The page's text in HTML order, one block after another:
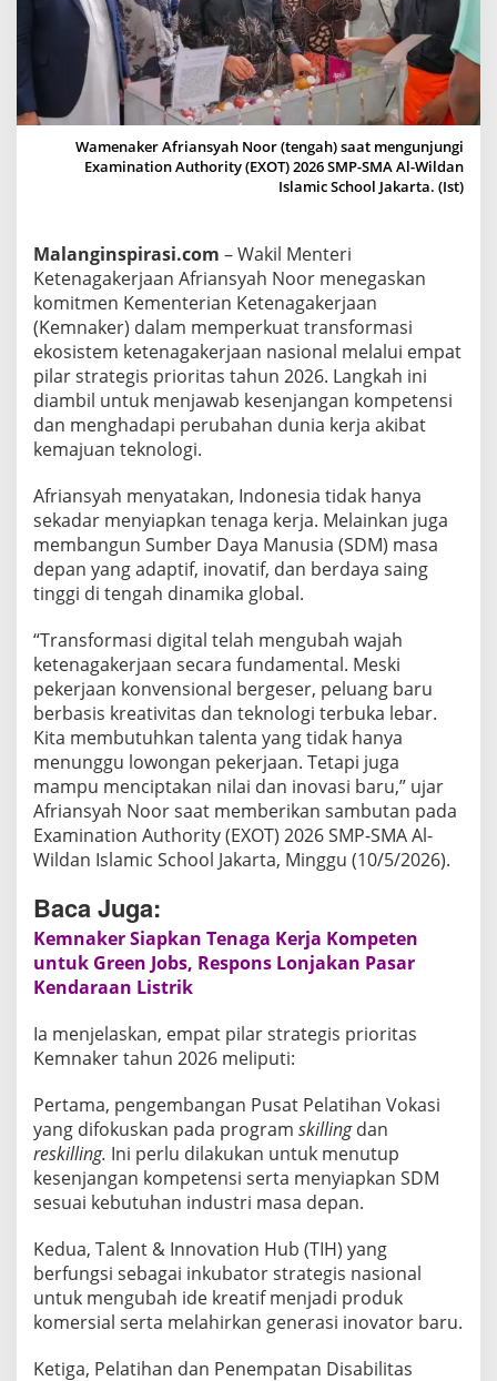
p
a
t
P
i
a
r
t
r
a
t
e
g
i
s
d
a
p
i
T
s
f
o
r
m
a
e
t
a
g
k
e
r
j
a
a
n
2
0
6
Wamenaker Afriansyah Noor (tengah) saat mengunjungi
Examination Authority (EXOT) 2026 SMP-SMA Al-Wildan
Islamic School Jakarta. (Ist)
Malanginspirasi.com – Wakil Menteri
Ketenagakerjaan Afriansyah Noor menegaskan
komitmen Kementerian Ketenagakerjaan
(Kemnaker) dalam memperkuat transformasi
ekosistem ketenagakerjaan nasional melalui empat
pilar strategis prioritas tahun 2026. Langkah ini
diambil untuk menjawab kesenjangan kompetensi
dan menghadapi perubahan dunia kerja akibat
kemajuan teknologi.
Afriansyah menyatakan, Indonesia tidak hanya
sekadar menyiapkan tenaga kerja. Melainkan juga
membangun Sumber Daya Manusia (SDM) masa
depan yang adaptif, inovatif, dan berdaya saing
tinggi di tengah dinamika global.
“Transformasi digital telah mengubah wajah
ketenagakerjaan secara fundamental. Meski
pekerjaan konvensional bergeser, peluang baru
berbasis kreativitas dan teknologi terbuka lebar.
Kita membutuhkan talenta yang tidak hanya
menunggu lowongan pekerjaan. Tetapi juga
mampu menciptakan nilai dan inovasi baru,” ujar
Afriansyah Noor saat memberikan sambutan pada
Examination Authority (EXOT) 2026 SMP-SMA Al-
Wildan Islamic School Jakarta, Minggu (10/5/2026).
Baca Juga:
Kemnaker Siapkan Tenaga Kerja Kompeten
untuk Green Jobs, Respons Lonjakan Pasar
Kendaraan Listrik
Ia menjelaskan, empat pilar strategis prioritas
Kemnaker tahun 2026 meliputi:
Pertama, pengembangan Pusat Pelatihan Vokasi
yang difokuskan pada program skillingdan
reskilling. Ini perlu dilakukan untuk menutup
kesenjangan kompetensi serta menyiapkan SDM
sesuai kebutuhan industri masa depan.
Kedua, Talent & Innovation Hub (TIH) yang
berfungsi sebagai inkubator strategis nasional
untuk mengubah ide kreatif menjadi produk
komersial serta melahirkan generasi inovator baru.
Ketiga, Pelatihan dan Penempatan Disabilitas